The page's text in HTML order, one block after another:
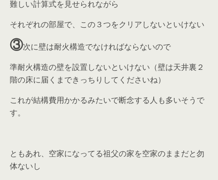
難しい計算式を見せられながら
それぞれの部屋で、この３つをクリアしないといけない
③次に壁は耐火構造でなければならないので
準耐火構造の壁を設置しないといけない（壁は天井裏２
階の床に届くまできっちりしてくださいね）
これが結構費用かかるみたいで断念する人も多いそうで
す。
ともあれ、空家になってる祖父の家を空家のままだと勿
体ないし